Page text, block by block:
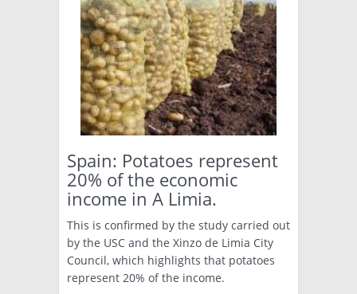
EN ESPAÑOL
OTROS IDIOMAS
CLIMA
PRONÓSTICO
LLUVIAS
ARGENTINA
EL MUNDO
TÉCNICA
PRODUCCION
CLASIFICADOS
LA PAPA
RESOLUCIONES Y NORMATIVAS
ENLACES
ARGENPAPA
PUBLICIDAD
BUSCAR NOTICIAS
Spain: Potatoes represent
20% of the economic
income in A Limia.
This is confirmed by the study carried out
by the USC and the Xinzo de Limia City
Council, which highlights that potatoes
represent 20% of the income.